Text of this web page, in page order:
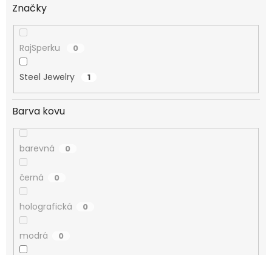
Značky
RajSperku 0
Steel Jewelry 1
Barva kovu
barevná 0
černá 0
holografická 0
modrá 0